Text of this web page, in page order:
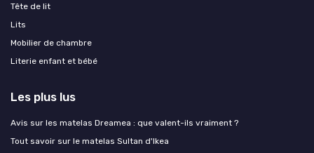
Tête de lit
Lits
Mobilier de chambre
Literie enfant et bébé
Les plus lus
Avis sur les matelas Dreamea : que valent-ils vraiment ?
Tout savoir sur le matelas Sultan d'Ikea